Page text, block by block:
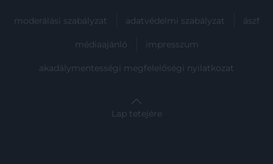
moderálási szabályzat adatvédelmi szabályzat ászf
médiaajánló impresszum
akadálymentességi megfelelőségi nyilatkozat
Lap tetejére